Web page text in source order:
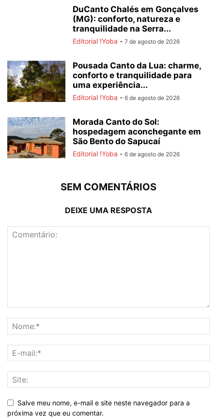
DuCanto Chalés em Gonçalves
(MG): conforto, natureza e
tranquilidade na Serra...
Editorial !Yoba - 7 de agosto de 2026
Pousada Canto da Lua: charme,
conforto e tranquilidade para
uma experiência...
Editorial !Yoba - 6 de agosto de 2026
Morada Canto do Sol:
hospedagem aconchegante em
São Bento do Sapucaí
Editorial !Yoba - 6 de agosto de 2026
SEM COMENTÁRIOS
DEIXE UMA RESPOSTA
Salve meu nome, e-mail e site neste navegador para a
próxima vez que eu comentar.